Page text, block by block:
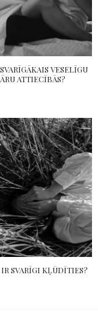
VESELĪGU
ATTIECĪBĀS?
IR SVARĪGI KĻŪDĪTIES?